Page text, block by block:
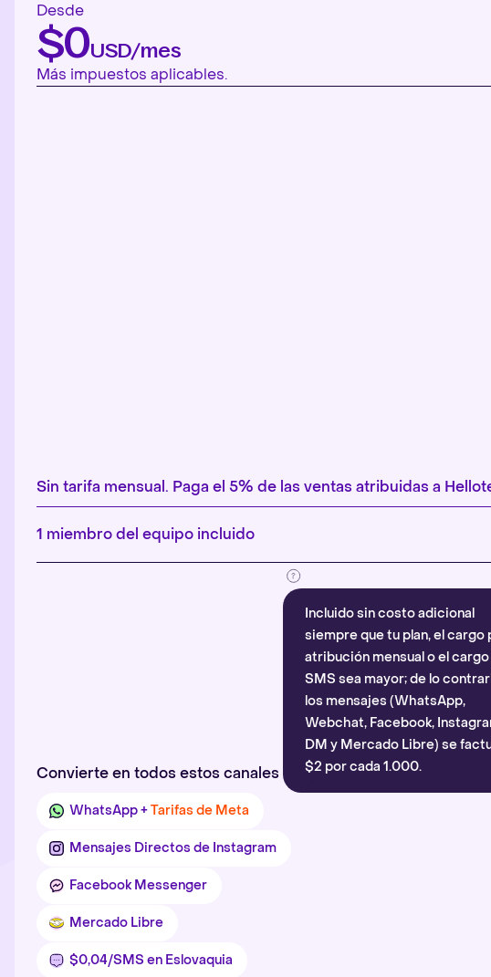
Desde
$0USD/mes
Más impuestos aplicables.
Sin tarifa mensual. Paga el 5% de las ventas atribuidas a
1 miembro del equipo incluido
Convierte en todos estos canales
Incluido sin costo adicional
siempre que tu plan, el cargo
atribución mensual o el
SMS sea mayor; de lo
los mensajes (WhatsApp,
Webchat, Facebook,
DM y Mercado Libre) se
$2 por cada 1.000.
WhatsApp +Tarifas de Meta
Mensajes Directos de Instagram
Facebook Messenger
Mercado Libre
$0,04/SMS en Eslovaquia